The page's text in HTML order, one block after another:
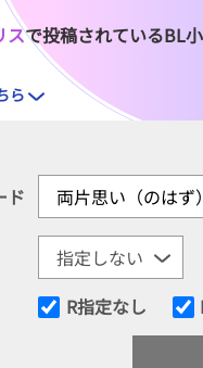
スで投稿されているBL
ら
ド
R指定なし